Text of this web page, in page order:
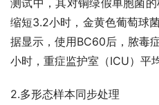
缩短3.2小时，金黄色葡萄球
据显示，使用BC60后，脓毒
小时，重症监护室（ICU）平
2.多形态样本同步处理